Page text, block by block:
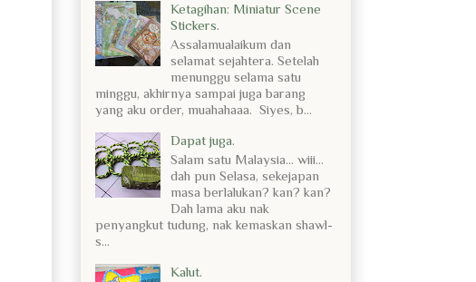
Ketagihan: Miniatur Scene
Stickers.
Assalamualaikum dan
selamat sejahtera. Setelah
menunggu selama satu
minggu, akhirnya sampai juga barang
yang aku order, muahahaaa. Siyes, b...
Dapat juga.
Salam satu Malaysia... wiii...
dah pun Selasa, sekejapan
masa berlalukan? kan? kan?
Dah lama aku nak
penyangkut tudung, nak kemaskan shawl-
s...
Kalut.